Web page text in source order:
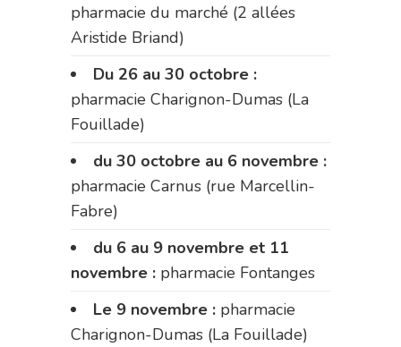
pharmacie du marché (2 allées
Aristide Briand)
Du 26 au 30 octobre :
pharmacie Charignon-Dumas (La
Fouillade)
du 30 octobre au 6 novembre :
pharmacie Carnus (rue Marcellin-
Fabre)
du 6 au 9 novembre et 11
novembre : pharmacie Fontanges
Le 9 novembre : pharmacie
Charignon-Dumas (La Fouillade)